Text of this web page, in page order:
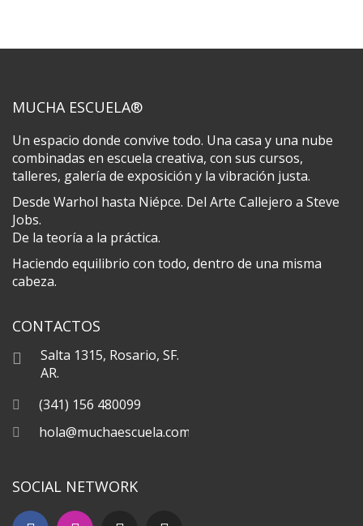
MUCHA ESCUELA®
Un espacio donde convive todo. Una casa y una nube
combinadas en escuela creativa, con sus cursos,
talleres, galería de exposición y la vibración justa.
Desde Warhol hasta Niépce. Del Arte Callejero a Steve
Jobs.
De la teoría a la práctica.
Haciendo equilibrio con todo, dentro de una misma
cabeza.
CONTACTOS
Salta 1315, Rosario, SF.
AR.
(341) 156 480099
hola@muchaescuela.com
SOCIAL NETWORK